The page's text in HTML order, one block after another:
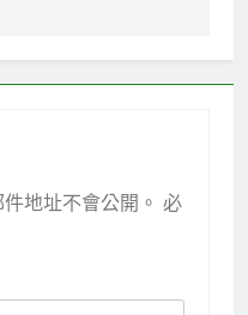
地址不會公開。 必